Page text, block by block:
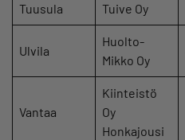
Tuusula Tuive Oy
Ulvila
Huolto-
Mikko Oy
Vantaa
Kiinteistö
Oy
Honkajousi